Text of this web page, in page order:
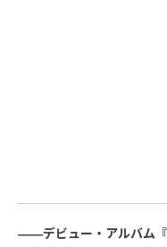
――デビュー・アルバム